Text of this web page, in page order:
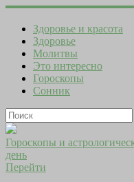
Здоровье и красота
Здоровье
Молитвы
Это интересно
Гороскопы
Сонник
Гороскопы и
день
Перейти